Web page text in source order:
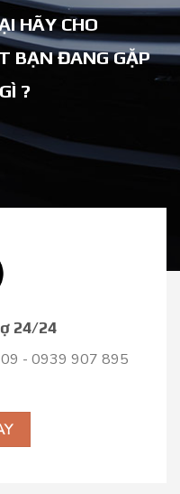
HÃY CHO
BẠN ĐANG GẶP
?
24/24
- 0939 907 895